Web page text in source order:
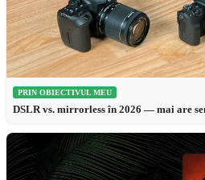
PRIN OBIECTIVUL MEU
DSLR vs. mirrorless în 2026 — mai are